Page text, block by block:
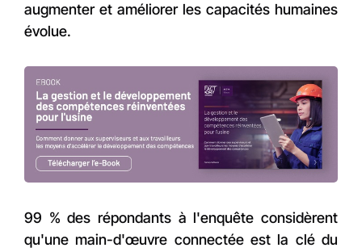
augmenter et améliorer les capacités humaines
évolue.
99 % des répondants à l'enquête considèrent
qu'une main-d'œuvre connectée est la clé du